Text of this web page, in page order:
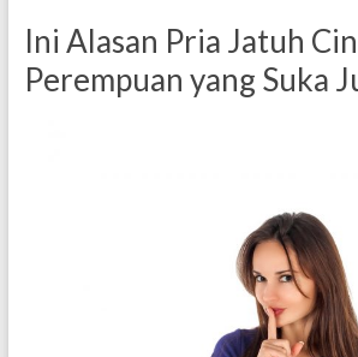
Ini Alasan Pria Jatuh
Perempuan yang Suka